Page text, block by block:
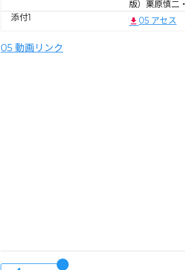
版）栗原慎二
添付1
05 アセス
05 動画リンク